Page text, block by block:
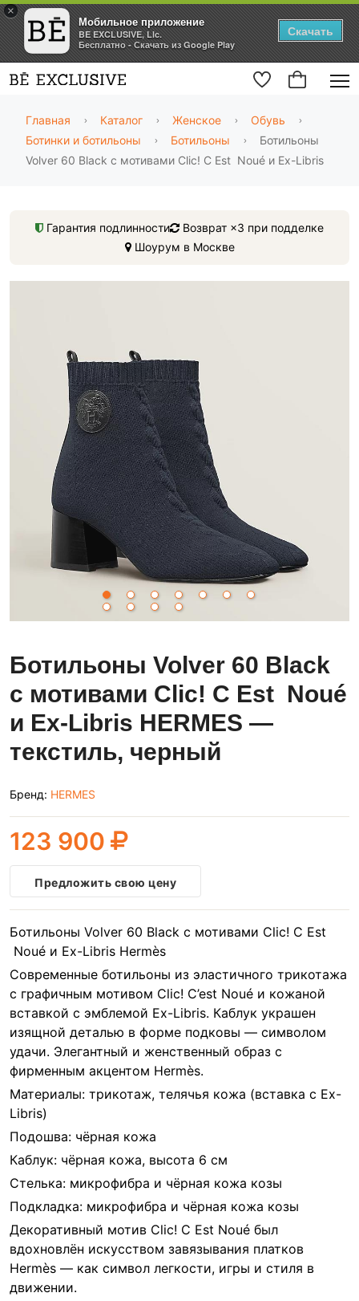
×
Мобильное приложение
BE EXCLUSIVE, Llc.
Бесплатно - Скачать из Google Play
Скачать
Главная Каталог Женское
Обувь
Ботинки и ботильоны
Ботильоны
Ботильоны
Volver 60 Black с мотивами Clic! C Est Noué и Ex-Libris
Гарантия подлинности
Возврат ×3 при подделке
Шоурум в Москве
Ботильоны Volver 60 Black
с мотивами Clic! C Est Noué
и Ex-Libris HERMES —
текстиль, черный
Бренд: HERMES
123 900
Предложить свою цену
Ботильоны Volver 60 Black с мотивами Clic! C Est
Noué и Ex-Libris Hermès
Современные ботильоны из эластичного трикотажа
с графичным мотивом Clic! C’est Noué и кожаной
вставкой с эмблемой Ex-Libris. Каблук украшен
изящной деталью в форме подковы — символом
удачи. Элегантный и женственный образ с
фирменным акцентом Hermès.
Материалы: трикотаж, телячья кожа (вставка с Ex-
Libris)
Подошва: чёрная кожа
Каблук: чёрная кожа, высота 6 см
Стелька: микрофибра и чёрная кожа козы
Подкладка: микрофибра и чёрная кожа козы
Декоративный мотив Clic! C Est Noué был
вдохновлён искусством завязывания платков
Hermès — как символ легкости, игры и стиля в
движении.